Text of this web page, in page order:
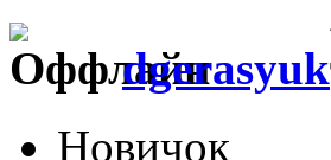
dgerasyuk
Новичок